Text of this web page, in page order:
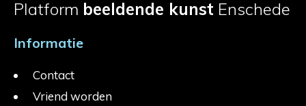
Platform beeldende kunst Enschede
Informatie
Contact
Vriend worden